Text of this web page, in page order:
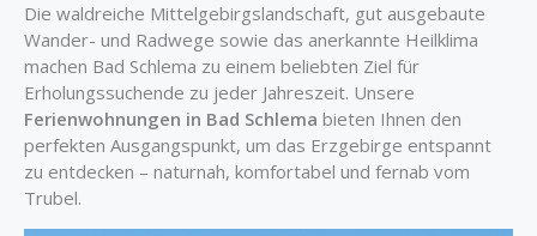
Die waldreiche Mittelgebirgslandschaft, gut ausgebaute
Wander- und Radwege sowie das anerkannte Heilklima
machen Bad Schlema zu einem beliebten Ziel für
Erholungssuchende zu jeder Jahreszeit. Unsere
Ferienwohnungen in Bad Schlema bieten Ihnen den
perfekten Ausgangspunkt, um das Erzgebirge entspannt
zu entdecken – naturnah, komfortabel und fernab vom
Trubel.